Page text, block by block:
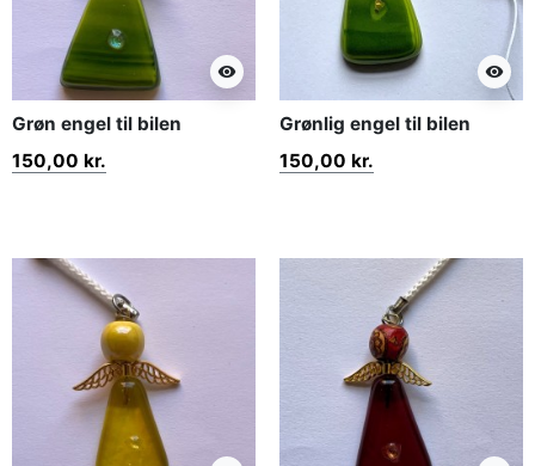
visibility
Grøn engel til bilen
150,00 kr.
visibility
Grønlig engel til bilen
150,00 kr.